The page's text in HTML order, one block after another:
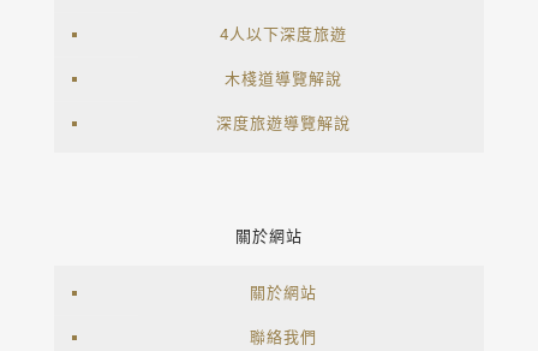
4人以下深度旅遊
木棧道導覽解說
深度旅遊導覽解說
關於網站
關於網站
聯絡我們